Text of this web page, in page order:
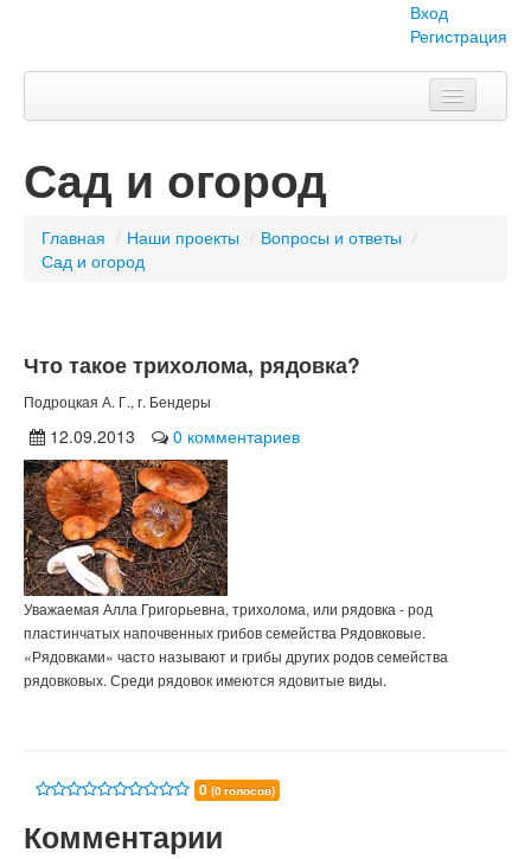
Вход
Регистрация
Тема номера
Объявления
Наши проекты
Вопросы-ответы
Сад и огород
Главная / Наши проекты / Вопросы и ответы /
Сад и огород
Что такое трихолома, рядовка?
Подроцкая А. Г., г. Бендеры
12.09.2013 0 комментариев
Уважаемая Алла Григорьевна, трихолома, или рядовка - род
пластинчатых напочвенных грибов семейства Рядовковые.
«Рядовками» часто называют и грибы других родов семейства
рядовковых. Среди рядовок имеются ядовитые виды.
0 (0 голосов)
Комментарии